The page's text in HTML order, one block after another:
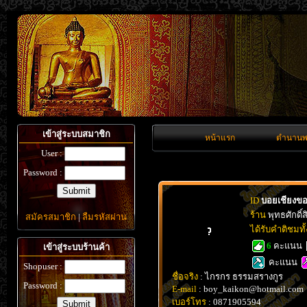
เข้าสู่ระบบสมาชิก
User :
Password :
สมัครสมาชิก|ลืมรหัสผ่าน
เข้าสู่ระบบร้านค้า
Shopuser :
Password :
หน้าแรก ตำนาน
ID บอยเชียงข
ร้าน พุทธศักดิ์
ได้รับคำติชม
6 คะแนน
คะแนน
ชื่อจริง : ไกรกร ธรรมสรางกูร
E-mail : boy_kaikon@hotmail.com
เบอร์โทร : 0871905594